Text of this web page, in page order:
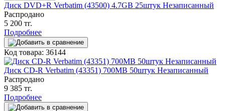
Диск DVD+R Verbatim (43500) 4.7GB 25штук Незаписанный
Распродано
5 200 тг.
Подробнее
Код товара: 36144
Диск CD-R Verbatim (43351) 700MB 50штук Незаписанный
Распродано
9 385 тг.
Подробнее